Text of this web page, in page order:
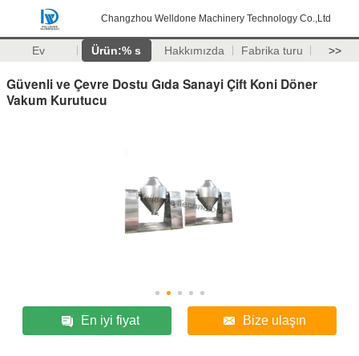
Changzhou Welldone Machinery Technology Co.,Ltd
Ev Ürün:% s Hakkımızda Fabrika turu >>
Güvenli ve Çevre Dostu Gıda Sanayi Çift Koni Döner
Vakum Kurutucu
En iyi fiyat Bize ulaşın